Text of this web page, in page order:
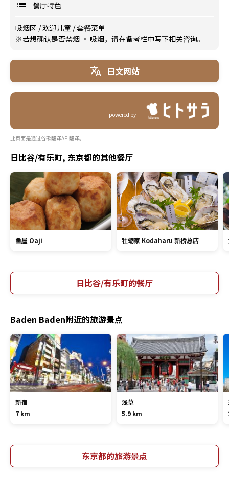
餐厅特色
吸烟区 /欢迎儿童 /套餐菜单
※若想确认是否禁烟 · 吸烟，请在备考栏中写下相关咨询。
日文网站
powered by
此页面是通过谷歌翻译API翻译。
日比谷/有乐町, 东京都的其他餐厅
鱼屋 Oaji 牡蛎家 Kodaharu 新桥总店
日比谷/有乐町的餐厅
Baden Baden附近的旅游景点
新宿
7 km
浅草
5.9 km
东京都的旅游景点